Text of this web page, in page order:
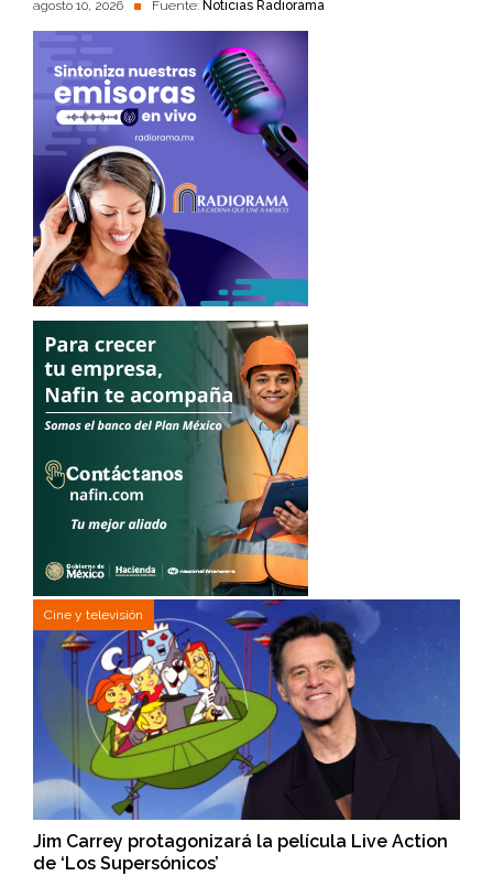
agosto 10, 2026 Fuente: Noticias Radiorama
Cine y televisión
Jim Carrey protagonizará la película Live Action
de ‘Los Supersónicos’